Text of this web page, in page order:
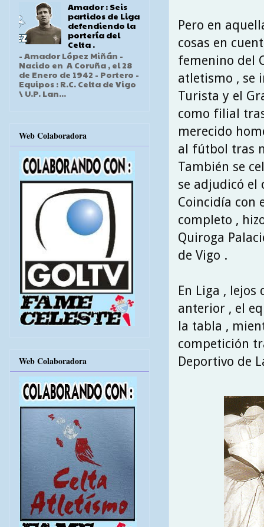
Pero en
cosas en
femenino del
atletismo , se
Turista y el
como filial
merecido
al fútbol tras
También se
se adjudicó el
Coincidía con
completo ,
Quiroga
de Vigo .
En Liga ,
anterior , el
la tabla ,
competición
Deportivo de
Amador : Seis
partidos de Liga
defendiendo la
portería del
Celta .
- Amador López Miñán -
Nacido en A Coruña , el 28
de Enero de 1942 - Portero -
Equipos : R.C. Celta de Vigo
\ U.P. Lan...
Web Colaboradora
Web Colaboradora